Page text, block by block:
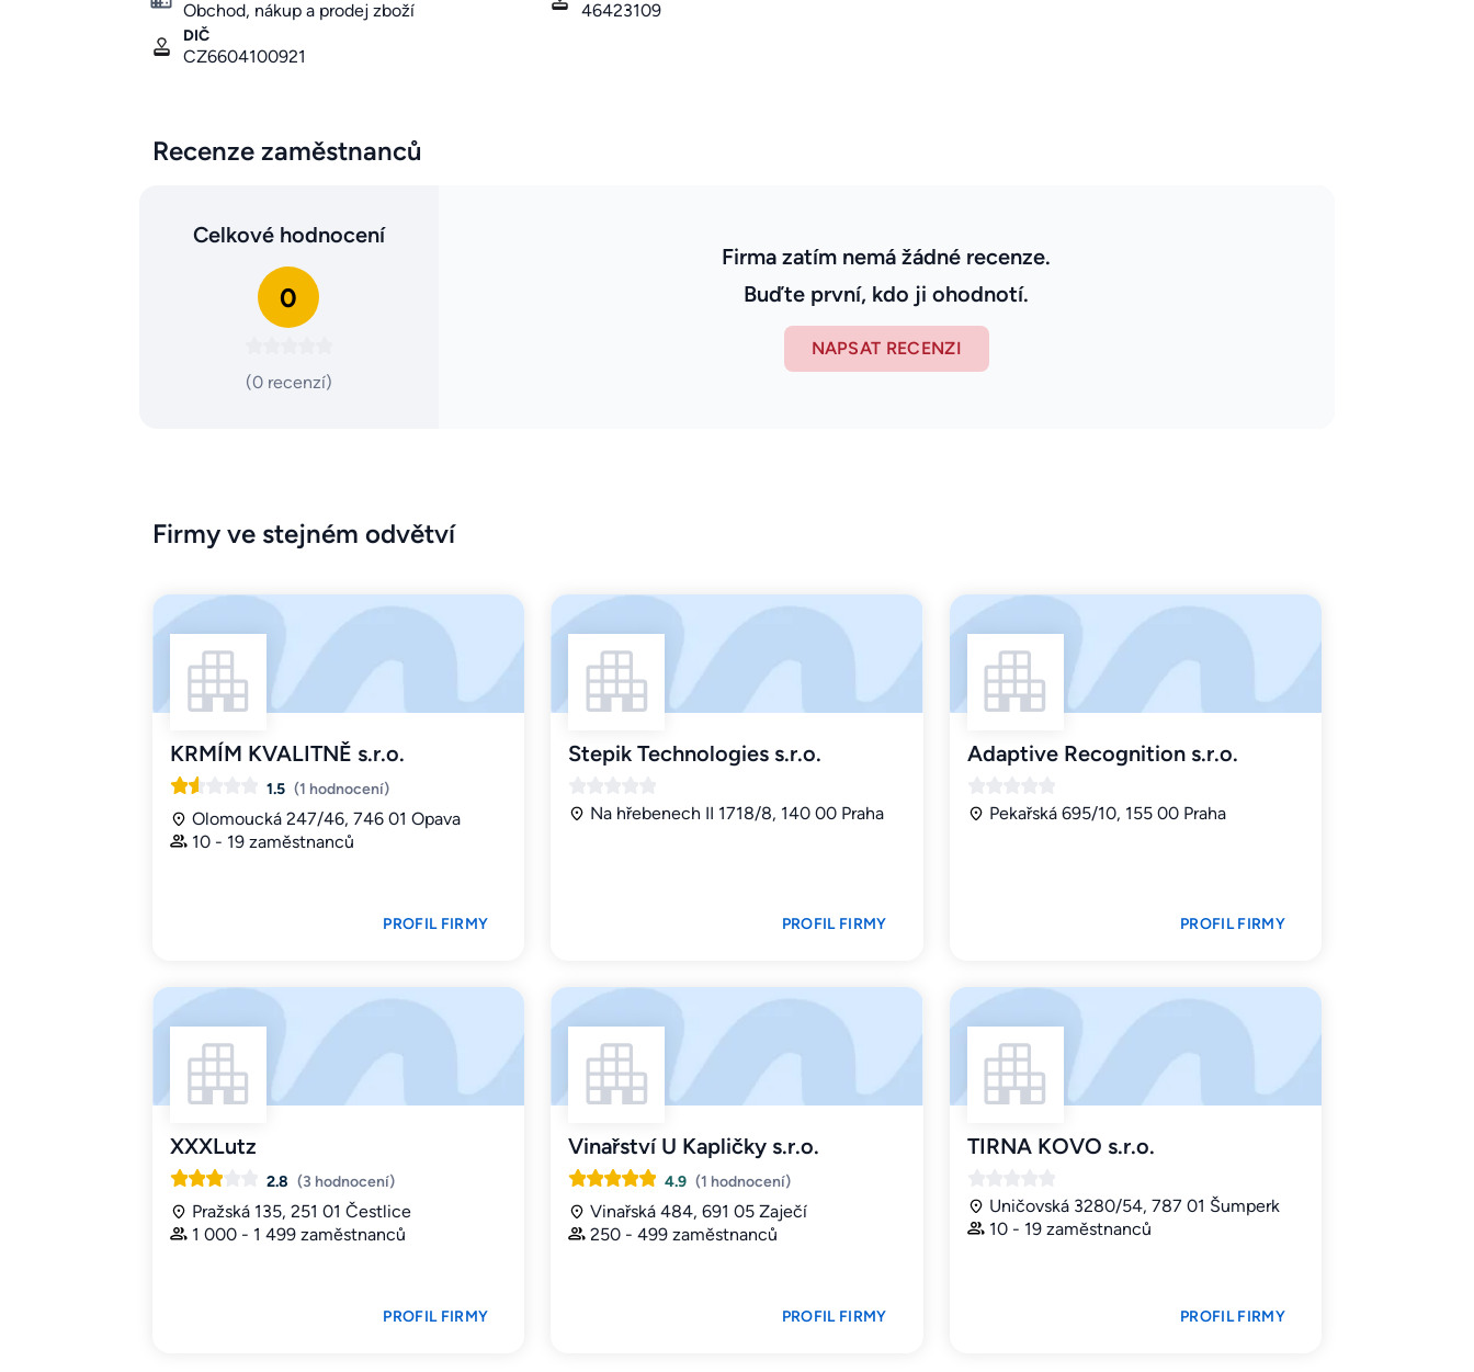
Obchod, nákup a prodej zboží 46423109
DIČ
CZ6604100921
Recenze zaměstnanců
Celkové hodnocení
0
(0 recenzí)
Firma zatím nemá žádné recenze.
Buďte první, kdo ji ohodnotí.
NAPSAT RECENZI
Firmy ve stejném odvětví
KRMÍM KVALITNĚ s.r.o.
1.5 (1 hodnocení)
Olomoucká 247/46, 746 01 Opava
10 - 19 zaměstnanců
PROFIL FIRMY
Stepik Technologies s.r.o.
Na hřebenech II 1718/8, 140 00 Praha
PROFIL FIRMY
Adaptive Recognition s.r.o.
Pekařská 695/10, 155 00 Praha
PROFIL FIRMY
XXXLutz
2.8 (3 hodnocení)
Pražská 135, 251 01 Čestlice
1 000 - 1 499 zaměstnanců
PROFIL FIRMY
Vinařství U Kapličky s.r.o.
4.9 (1 hodnocení)
Vinařská 484, 691 05 Zaječí
250 - 499 zaměstnanců
PROFIL FIRMY
TIRNA KOVO s.r.o.
Uničovská 3280/54, 787 01 Šumperk
10 - 19 zaměstnanců
PROFIL FIRMY